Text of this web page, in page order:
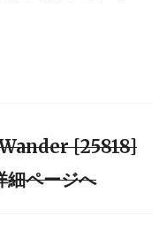
[25818]
ページへ